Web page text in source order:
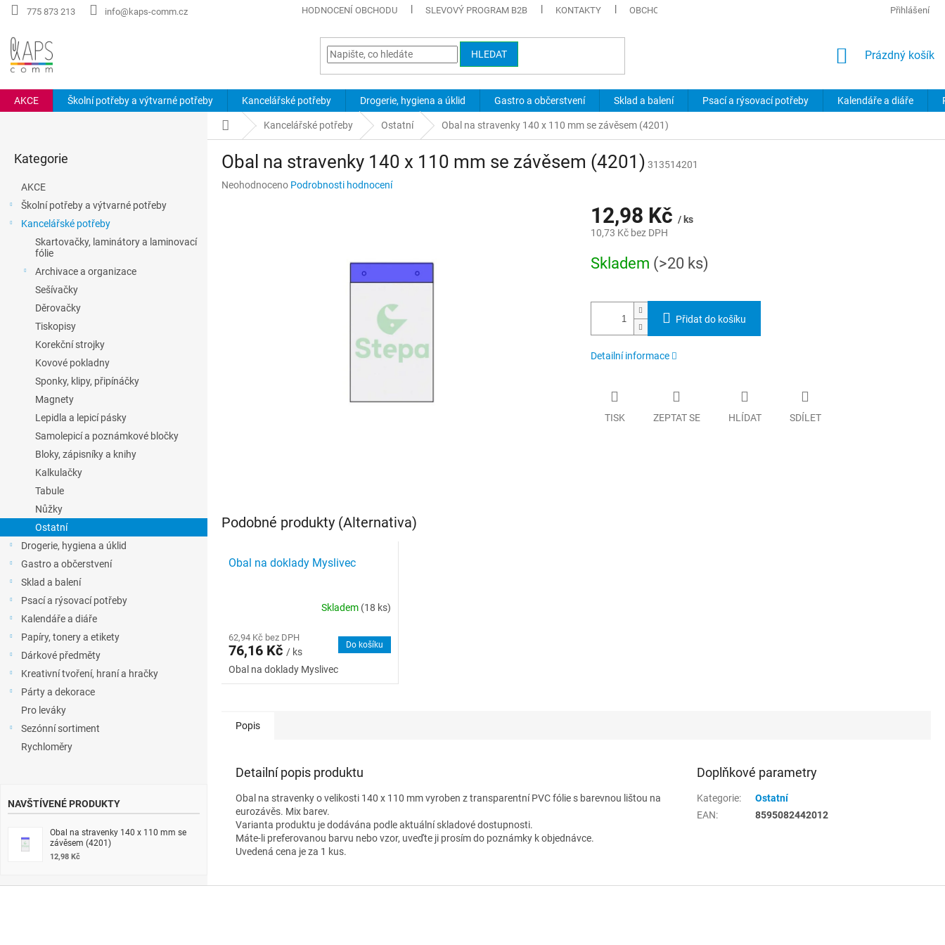
Přejít
775 873 213 info@kaps-comm.cz HODNOCENÍ OBCHODU SLEVOVÝ PROGRAM B2B KONTAKTY OBCHODNÍ PODMÍNKY PODMÍNKY OCHRANY OSOBNÍCH ÚDAJŮ
Přihlášení
HLEDAT
NÁKUPNÍ
Prázdný košík
AKCE Školní potřeby a výtvarné potřeby Kancelářské potřeby Drogerie, hygiena a úklid Gastro a občerstvení Sklad a balení Psací a rýsovací potřeby Kalendáře a diáře
kategorie
Kategorie
AKCE
Školní potřeby a výtvarné potřeby
Kancelářské potřeby
Skartovačky, laminátory a laminovací
fólie
Archivace a organizace
Sešívačky
Děrovačky
Tiskopisy
Korekční strojky
Kovové pokladny
Sponky, klipy, připínáčky
Magnety
Lepidla a lepicí pásky
Samolepicí a poznámkové bločky
Bloky, zápisníky a knihy
Kalkulačky
Tabule
Nůžky
Ostatní
Drogerie, hygiena a úklid
Gastro a občerstvení
Sklad a balení
Psací a rýsovací potřeby
Kalendáře a diáře
Papíry, tonery a etikety
Dárkové předměty
Kreativní tvoření, hraní a hračky
Párty a dekorace
Pro leváky
Sezónní sortiment
Rychloměry
NAVŠTÍVENÉ PRODUKTY
Obal na stravenky 140 x 110 mm se
závěsem (4201)
12,98 Kč
Domů Kancelářské potřeby Ostatní Obal na stravenky 140 x 110 mm se závěsem (4201)
Obal na stravenky 140 x 110 mm se závěsem (4201) 313514201
Průměrné
Neohodnoceno Podrobnosti hodnocení
12,98 Kč / ks
10,73 Kč bez DPH
cena:
Skladem (>20 ks)
Přidat do košíku
Detailní informace
TISK ZEPTAT SE HLÍDAT SDÍLET
Podobné produkty (Alternativa)
Obal na doklady Myslivec
Skladem (18 ks)
62,94 Kč bez DPH
76,16 Kč / ks
Do košíku
Obal na doklady Myslivec
Popis
Detailní popis produktu
Obal na stravenky o velikosti 140 x 110 mm vyroben z transparentní PVC fólie s barevnou lištou na
eurozávěs. Mix barev.
Varianta produktu je dodávána podle aktuální skladové dostupnosti.
Máte-li preferovanou barvu nebo vzor, uveďte ji prosím do poznámky k objednávce.
Uvedená cena je za 1 kus.
Doplňkové parametry
Kategorie:
Ostatní
EAN: 8595082442012